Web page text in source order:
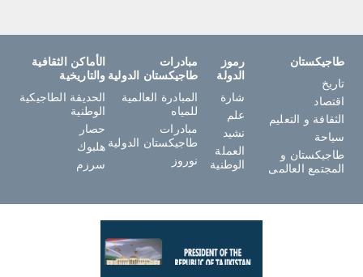
طاجيكستان
تاريخ
اقتصاد
الثقافة و التعليم
سياحة
طاجيكستان و
المجتمع العالمى
رموز
الدولة
شارة
علم
نشيد
العملة
الوطنية
مبادرات
طاجيكستان الدولية
المبادرة العالمية
للمياه
مبادرات
طاجيكستان الدولية
نوروز
الأماكن الثقافية
والتاريخية
الحديقة الطاجيكية
الوطنية
حصار
هلبوك
سرزم